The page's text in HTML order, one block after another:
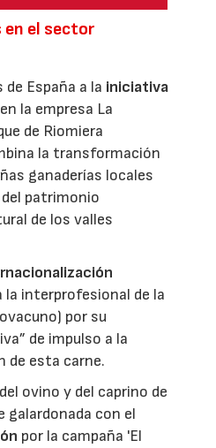
el sector
España a la iniciativa
la empresa La
de Riomiera
la transformación
ganaderías locales
patrimonio
de los valles
la interprofesional de la
por su
de impulso a la
de esta carne.
ovino y del caprino de
galardonada con el
por la campaña 'El